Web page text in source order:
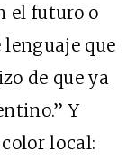
el futuro o
lenguaje que
de que ya
Y
local: